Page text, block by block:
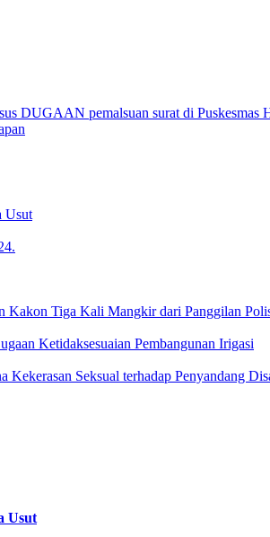
DUGAAN pemalsuan surat di Puskesmas
Usut
Kakon Tiga Kali Mangkir dari Panggilan
Ketidaksesuaian Pembangunan Irigasi
Kekerasan Seksual terhadap Penyandang
Usut